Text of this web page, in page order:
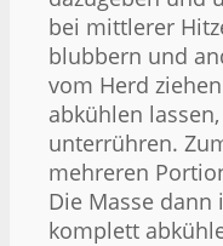
bei mittlerer
blubbern und
vom Herd
abkühlen
unterrühren.
mehreren
Die Masse
komplett